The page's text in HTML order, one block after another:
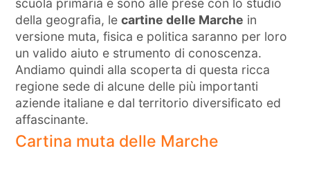
della geografia, lecartine delle Marche in
versione muta, fisica e politica saranno per loro
un valido aiuto e strumento di conoscenza.
Andiamo quindi alla scoperta di questa ricca
regione sede di alcune delle più importanti
aziende italiane e dal territorio diversificato ed
affascinante.
Cartina muta delle Marche